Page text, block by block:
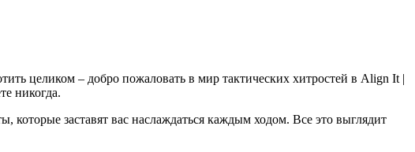
целиком – добро пожаловать в мир тактических хитростей в Align It |
никогда.
которые заставят вас наслаждаться каждым ходом. Все это выглядит